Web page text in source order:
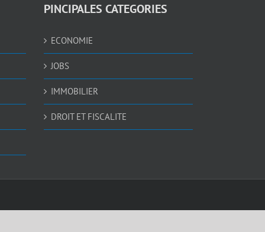
PINCIPALES CATEGORIES
ECONOMIE
JOBS
IMMOBILIER
DROIT ET FISCALITE